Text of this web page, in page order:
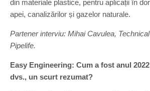
din materiale plastice, pentru aplicații în
apei, canalizărilor și gazelor naturale.
Partener interviu: Mihai Cavulea,
Pipelife.
Easy Engineering: Cum a fost anul
dvs., un scurt rezumat?